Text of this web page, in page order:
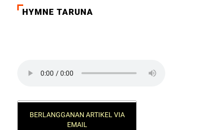
HYMNE TARUNA
BERLANGGANAN ARTIKEL VIA
EMAIL